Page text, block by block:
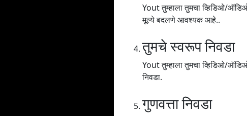
Yout तुम्हाला तुमचा व्हिडिओ/
मूल्ये बदलणे आवश्यक आहे..
तुमचे स्वरूप निवडा
Yout तुम्हाला तुमचा व्हिडिओ/
निवडा.
गुणवत्ता निवडा